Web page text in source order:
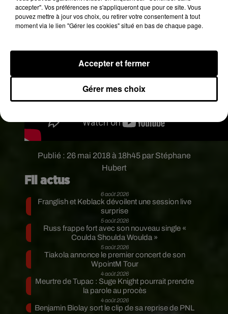
Publié : 26 mai 2018 à 18h45 par Stéphane
Hubert
Fil actus
6 août 2026
Franglish et Keblack dévoilent une session live
surprise
5 août 2026
Russ frappe fort avec son nouveau single «
Coulda Shoulda Woulda »
5 août 2026
Tiakola annonce le premier concert de son
WpointM Tour
4 août 2026
Meurtre de Tupac : Suge Knight pourrait prendre
la parole au procès
4 août 2026
Benjamin Biolay sort le clip de sa reprise de PNL
accepter". Vos préférences ne s'appliqueront que pour ce site. Vous
pouvez mettre à jour vos choix, ou retirer votre consentement à tout
moment via le lien "Gérer les cookies" situé en bas de chaque page.
Gérer mes choix
Accepter et fermer